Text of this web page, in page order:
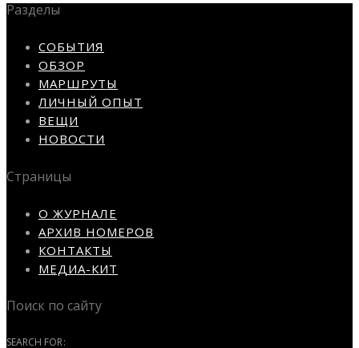
Разделы
СОБЫТИЯ
ОБЗОР
МАРШРУТЫ
ЛИЧНЫЙ ОПЫТ
ВЕЩИ
НОВОСТИ
Страницы
О ЖУРНАЛЕ
АРХИВ НОМЕРОВ
КОНТАКТЫ
МЕДИА-КИТ
Поиск по сайту
SEARCH FOR: